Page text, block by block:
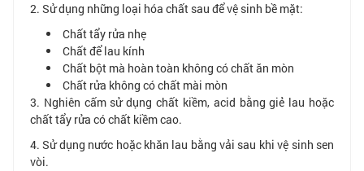
2. Sử dụng những loại hóa chất sau để vệ sinh bề mặt:
Chất tẩy rửa nhẹ
Chất để lau kính
Chất bột mà hoàn toàn không có chất ăn mòn
Chất rửa không có chất mài mòn
3. Nghiên cấm sử dụng chất kiềm, acid bằng giẻ lau hoặc
chất tẩy rửa có chất kiềm cao.
4. Sử dụng nước hoặc khăn lau bằng vải sau khi vệ sinh sen
vòi.